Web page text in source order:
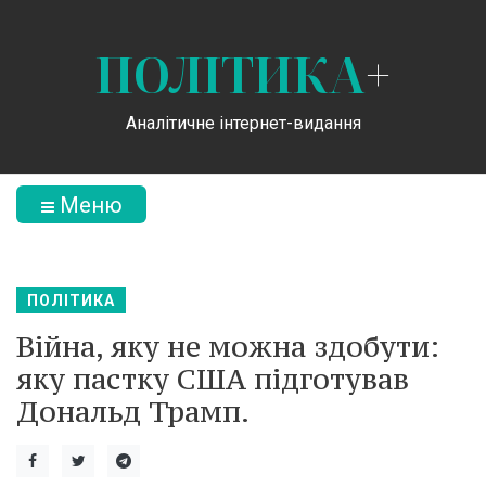
ПОЛІТИКА+
Аналітичне інтернет-видання
Меню
ПОЛІТИКА
Війна, яку не можна здобути:
яку пастку США підготував
Дональд Трамп.